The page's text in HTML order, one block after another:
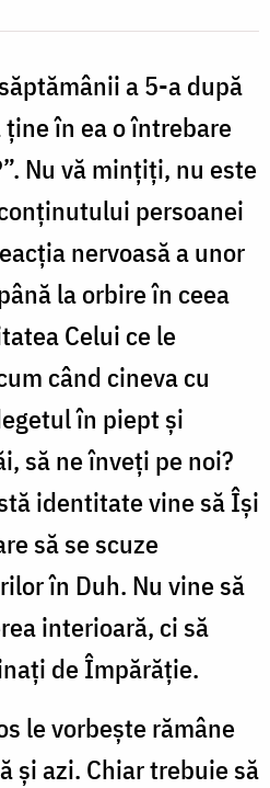
a 5-a după
în ea o întrebare
Nu vă mințiți, nu este
persoanei
nervoasă a unor
la orbire în ceea
Celui ce le
când cineva cu
în piept și
să ne înveți pe noi?
identitate vine să Își
să se scuze
în Duh. Nu vine să
interioară, ci să
de Împărăție.
le vorbește rămâne
și azi. Chiar trebuie să